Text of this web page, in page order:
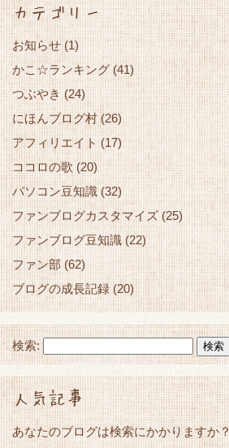
カテゴリー
お知らせ (1)
かこ☆ランキング(41)
つぶやき (24)
にほんブログ村 (26)
アフィリエイト (17)
ココロの歌 (20)
パソコン豆知識(32)
ファンブログカスタマイズ (25)
ファンブログ豆知識(22)
ファン部 (62)
ブログの成長記録 (20)
検索:
人気記事
あなたのブログは検索にかかりますか？